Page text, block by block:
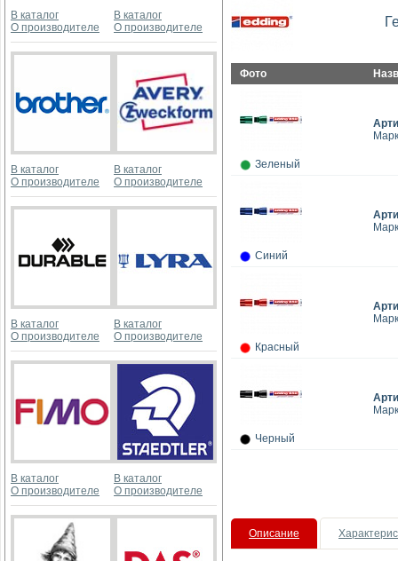
В каталог
О производителе
В каталог
О производителе
В каталог
О производителе
В каталог
О производителе
В каталог
О производителе
В каталог
О производителе
В каталог
О производителе
В каталог
О производителе
Фото
Зеленый
Синий
Красный
Черный
Описание